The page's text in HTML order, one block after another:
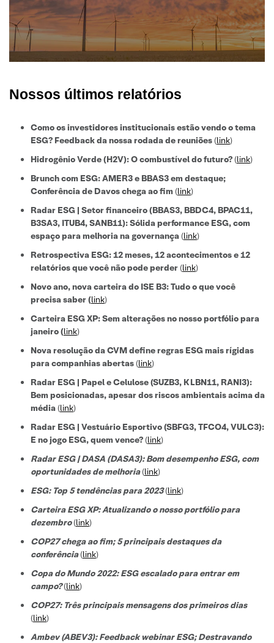
Nossos últimos relatórios
Como os investidores institucionais estão vendo o tema
ESG? Feedback da nossa rodada de reuniões(link)
Hidrogênio Verde (H2V): O combustível do futuro?(link)
Brunch com ESG: AMER3 e BBAS3 em destaque;
Conferência de Davos chega ao fim(link)
Radar ESG | Setor financeiro (BBAS3, BBDC4, BPAC11,
B3SA3, ITUB4, SANB11): Sólida performance ESG, com
espaço para melhoria na governança(link)
Retrospectiva ESG: 12 meses, 12 acontecimentos e 12
relatórios que você não pode perder(link)
Novo ano, nova carteira do ISE B3: Tudo o que você
precisa saber(link)
Carteira ESG XP: Sem alterações no nosso portfólio para
janeiro (link)
Nova resolução da CVM define regras ESG mais rígidas
para companhias abertas(link)
Radar ESG | Papel e Celulose (SUZB3, KLBN11, RANI3):
Bem posicionadas, apesar dos riscos ambientais acima da
média(link)
Radar ESG | Vestuário Esportivo (SBFG3, TFCO4, VULC3):
E no jogo ESG, quem vence?(link)
Radar ESG | DASA (DASA3): Bom desempenho ESG, com
oportunidades de melhoria(link)
ESG: Top 5 tendências para 2023(link)
Carteira ESG XP: Atualizando o nosso portfólio para
dezembro(link)
COP27 chega ao fim; 5 principais destaques da
conferência(link)
Copa do Mundo 2022: ESG escalado para entrar em
campo?(link)
COP27: Três principais mensagens dos primeiros dias
(link)
Ambev (ABEV3): Feedback webinar ESG; Destravando